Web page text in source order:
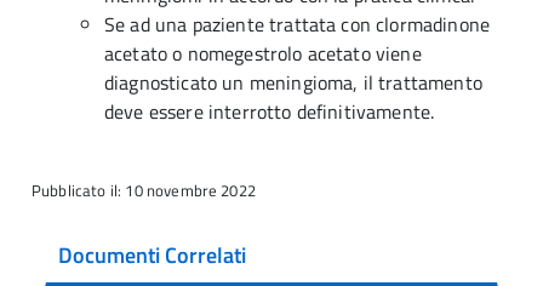
Se ad una paziente trattata con clormadinone
acetato o nomegestrolo acetato viene
diagnosticato un meningioma, il trattamento
deve essere interrotto definitivamente.
Pubblicato il: 10 novembre 2022
Documenti Correlati